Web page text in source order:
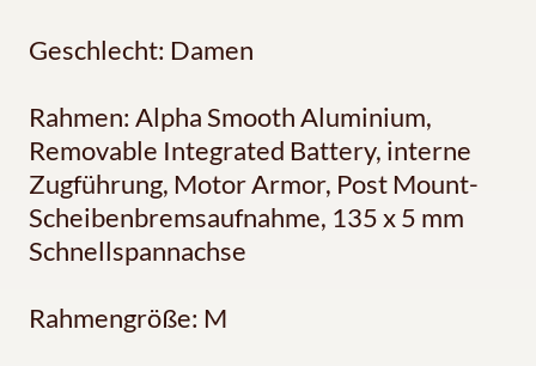
Geschlecht: Damen
Rahmen: Alpha Smooth Aluminium,
Removable Integrated Battery, interne
Zugführung, Motor Armor, Post Mount-
Scheibenbremsaufnahme, 135 x 5 mm
Schnellspannachse
Rahmengröße: M